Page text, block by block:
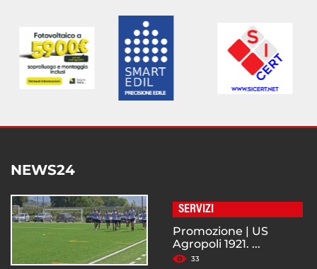
NEWS24
SERVIZI
Promozione | US
Agropoli 1921. ...
33